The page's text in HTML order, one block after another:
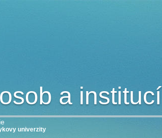
a institucí
univerzity